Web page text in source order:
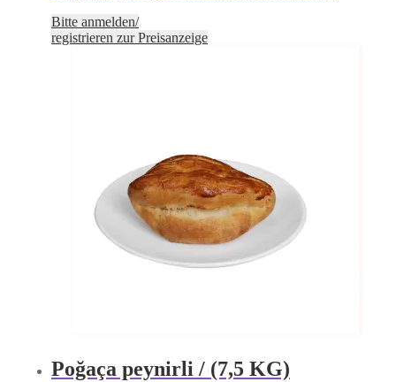
Bitte anmelden/
registrieren zur Preisanzeige
Poğaça peynirli / (7,5 KG)